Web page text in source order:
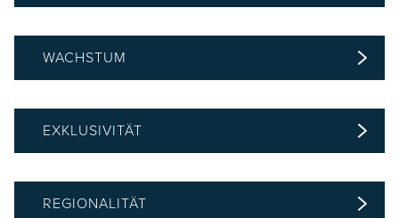
WACHSTUM
EXKLUSIVITÄT
REGIONALITÄT